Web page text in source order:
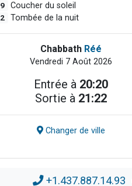
Coucher du soleil
Tombée de la nuit
Chabbath Réé
Vendredi 7 Août 2026
Entrée à 20:20
Sortie à 21:22
Changer de ville
+1.437.887.14.93